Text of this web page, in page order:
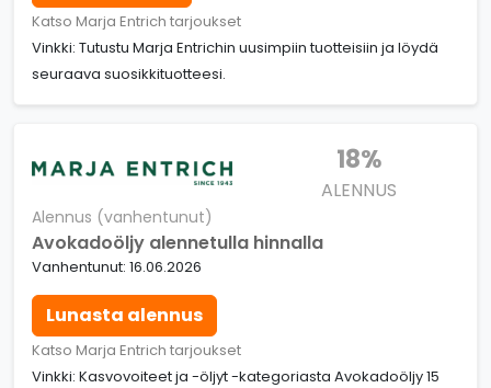
Katso Marja Entrich tarjoukset
Vinkki: Tutustu Marja Entrichin uusimpiin tuotteisiin ja löydä
seuraava suosikkituotteesi.
18%
ALENNUS
Alennus (vanhentunut)
Avokadoöljy alennetulla hinnalla
Vanhentunut: 16.06.2026
Lunasta alennus
Katso Marja Entrich tarjoukset
Vinkki: Kasvovoiteet ja -öljyt -kategoriasta Avokadoöljy 15